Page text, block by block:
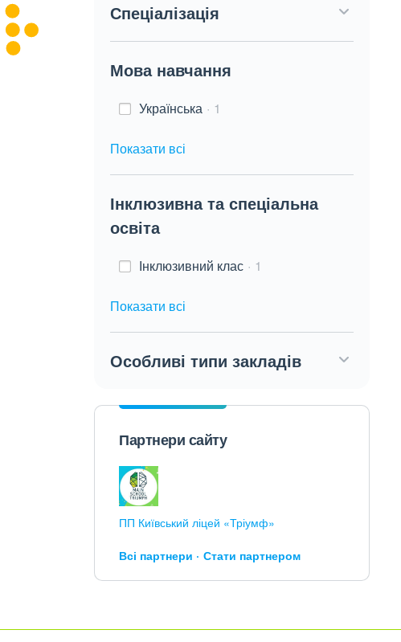
Спеціалізація
Мова навчання
Українська 1
Показати всі
Інклюзивна та спеціальна
освіта
Інклюзивний клас 1
Показати всі
Особливі типи закладів
Партнери сайту
ПП Київський ліцей «Тріумф»
Всі партнери Стати партнером